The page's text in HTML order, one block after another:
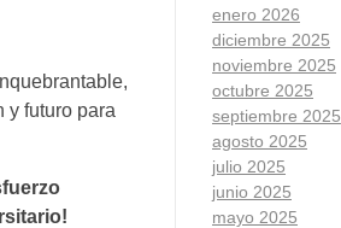
y futuro para
enero 2026
diciembre 2025
noviembre 2025
octubre 2025
septiembre 2025
agosto 2025
julio 2025
junio 2025
mayo 2025